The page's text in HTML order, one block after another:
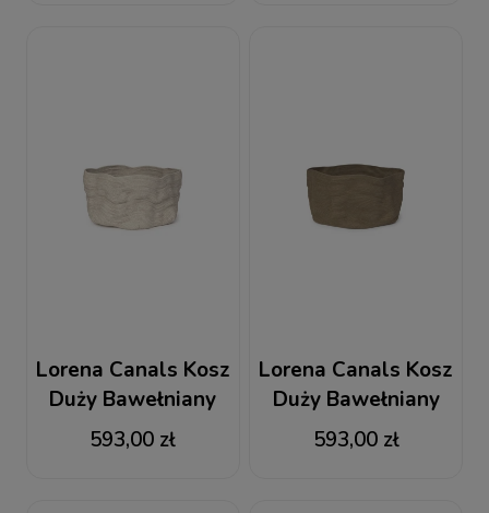
Lorena Canals Kosz
Duży Bawełniany
Stonewashed Wide
Natural
593,00 zł
Lorena Canals Kosz
Duży Bawełniany
Stonewashed Wide
Soil Brown
593,00 zł